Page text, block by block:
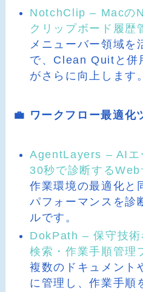
NotchClip – Macの
クリップボード履歴
メニューバー領域を
で、Clean Quitと併
がさらに向上します。
💼 ワークフロー最適化
AgentLayers – AIエ
30秒で診断する
作業環境の最適化と
パフォーマンスを診
ルです。
DokPath – 保守技
検索・作業手順管理
複数のドキュメント
に管理し、作業手順